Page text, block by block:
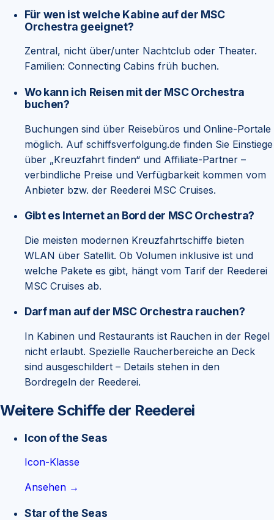
Für wen ist welche Kabine auf der MSC
Orchestra geeignet?
Zentral, nicht über/unter Nachtclub oder Theater.
Familien: Connecting Cabins früh buchen.
Wo kann ich Reisen mit der MSC Orchestra
buchen?
Buchungen sind über Reisebüros und Online-Portale
möglich. Auf schiffsverfolgung.de finden Sie Einstiege
über „Kreuzfahrt finden“ und Affiliate-Partner –
verbindliche Preise und Verfügbarkeit kommen vom
Anbieter bzw. der Reederei MSC Cruises.
Gibt es Internet an Bord der MSC Orchestra?
Die meisten modernen Kreuzfahrtschiffe bieten
WLAN über Satellit. Ob Volumen inklusive ist und
welche Pakete es gibt, hängt vom Tarif der Reederei
MSC Cruises ab.
Darf man auf der MSC Orchestra rauchen?
In Kabinen und Restaurants ist Rauchen in der Regel
nicht erlaubt. Spezielle Raucherbereiche an Deck
sind ausgeschildert – Details stehen in den
Bordregeln der Reederei.
Weitere Schiffe der Reederei
Icon of the Seas
Icon-Klasse
Ansehen →
Star of the Seas